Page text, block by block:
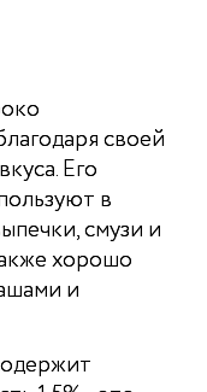
своей
Его
в
смузи и
хорошо
и